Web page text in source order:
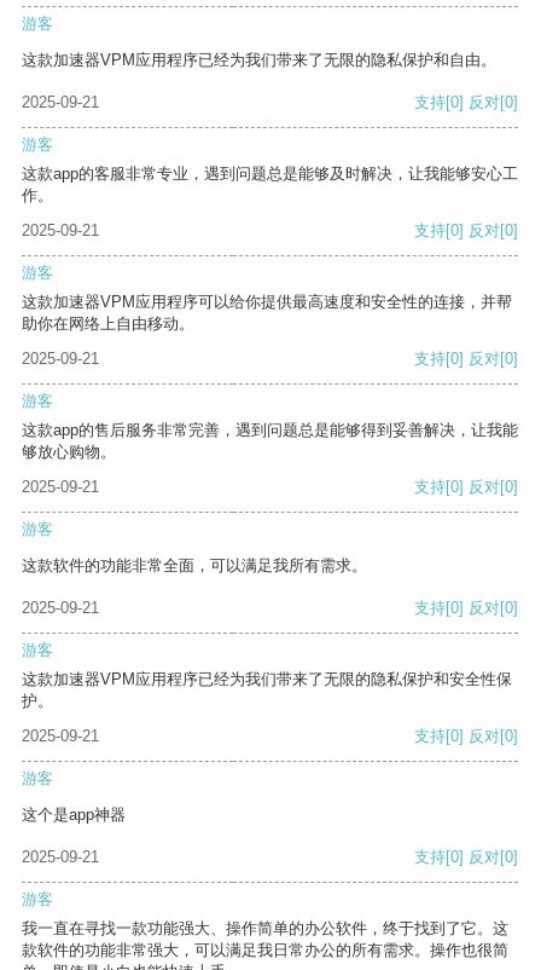
游客
这款加速器VPM应用程序已经为我们带来了无限的隐私保护和自由。
2025-09-21 支持[0] 反对[0]
游客
这款app的客服非常专业，遇到问题总是能够及时解决，让我能够安心工
作。
2025-09-21
支持[0] 反对[0]
游客
这款加速器VPM应用程序可以给你提供最高速度和安全性的连接，并帮
助你在网络上自由移动。
2025-09-21
支持[0] 反对[0]
游客
这款app的售后服务非常完善，遇到问题总是能够得到妥善解决，让我能
够放心购物。
2025-09-21
支持[0] 反对[0]
游客
这款软件的功能非常全面，可以满足我所有需求。
2025-09-21 支持[0] 反对[0]
游客
这款加速器VPM应用程序已经为我们带来了无限的隐私保护和安全性保
护。
2025-09-21
支持[0] 反对[0]
游客
这个是app神器
2025-09-21 支持[0] 反对[0]
游客
我一直在寻找一款功能强大、操作简单的办公软件，终于找到了它。这
款软件的功能非常强大，可以满足我日常办公的所有需求。操作也很简